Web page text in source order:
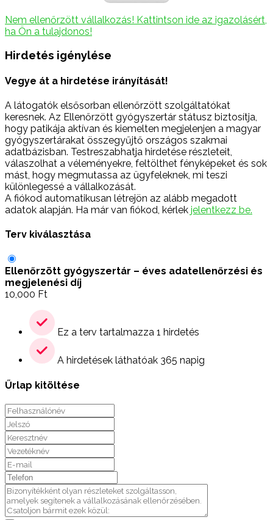
Nem ellenőrzött vállalkozás! Kattintson ide az igazolásért,
ha Ön a tulajdonos!
Hirdetés igénylése
Vegye át a hirdetése irányítását!
A látogatók elsősorban ellenőrzött szolgáltatókat
keresnek. Az Ellenőrzött gyógyszertár státusz biztosítja,
hogy patikája aktívan és kiemelten megjelenjen a magyar
gyógyszertárakat összegyűjtő országos szakmai
adatbázisban. Testreszabhatja hirdetése részleteit,
válaszolhat a véleményekre, feltölthet fényképeket és sok
mást, hogy megmutassa az ügyfeleknek, mi teszi
különlegessé a vállalkozását.
A fiókod automatikusan létrejön az alább megadott
adatok alapján. Ha már van fiókod, kérlek jelentkezz be.
Terv kiválasztása
Ellenőrzött gyógyszertár – éves adatellenőrzési és
megjelenési díj
10,000 Ft
Ez a terv tartalmazza 1 hirdetés
A hirdetések láthatóak 365 napig
Űrlap kitöltése